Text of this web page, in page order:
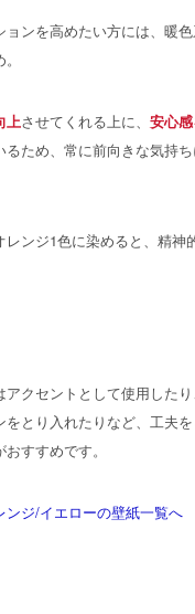
ンを高めたい方には、暖
上させてくれる上に、 安心
るため、常に前向きな気持
レンジ1色に染めると、精神
アクセントとして使用した
をとり入れたりなど、工夫
すすめです。
ジ/イエローの壁紙一覧へ